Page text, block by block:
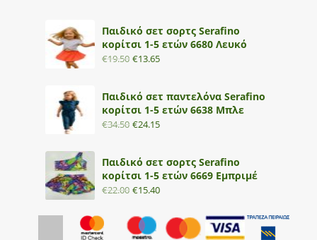
Παιδικό σετ σορτς Serafino
κορίτσι 1-5 ετών 6680 Λευκό
€19.50 €13.65
Παιδικό σετ παντελόνα Serafino
κορίτσι 1-5 ετών 6638 Μπλε
€34.50 €24.15
Παιδικό σετ σορτς Serafino
κορίτσι 1-5 ετών 6669 Εμπριμέ
€22.00 €15.40